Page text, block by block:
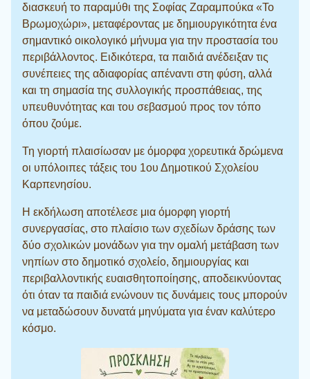
διασκευή το παραμύθι της Σοφίας Ζαραμπούκα «Το
Βρωμοχώρι», μεταφέροντας με δημιουργικότητα ένα
σημαντικό οικολογικό μήνυμα για την προστασία του
περιβάλλοντος. Ειδικότερα, τα παιδιά ανέδειξαν τις
συνέπειες της αδιαφορίας απέναντι στη φύση, αλλά
και τη σημασία της συλλογικής προσπάθειας, της
υπευθυνότητας και του σεβασμού προς τον τόπο
όπου ζούμε.
Τη γιορτή πλαισίωσαν με όμορφα χορευτικά δρώμενα
οι υπόλοιπες τάξεις του 1ου Δημοτικού Σχολείου
Καρπενησίου.
Η εκδήλωση αποτέλεσε μια όμορφη γιορτή
συνεργασίας, στο πλαίσιο των σχεδίων δράσης των
δύο σχολικών μονάδων για την ομαλή μετάβαση των
νηπίων στο δημοτικό σχολείο, δημιουργίας και
περιβαλλοντικής ευαισθητοποίησης, αποδεικνύοντας
ότι όταν τα παιδιά ενώνουν τις δυνάμεις τους μπορούν
να μεταδώσουν δυνατά μηνύματα για έναν καλύτερο
κόσμο.